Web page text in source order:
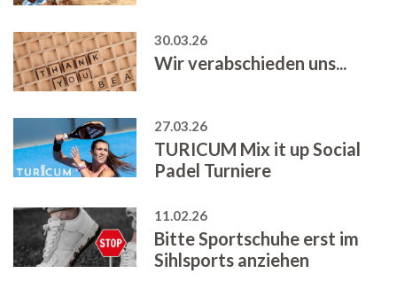
30.03.26
Wir verabschieden uns...
27.03.26
TURICUM Mix it up Social
Padel Turniere
11.02.26
Bitte Sportschuhe erst im
Sihlsports anziehen